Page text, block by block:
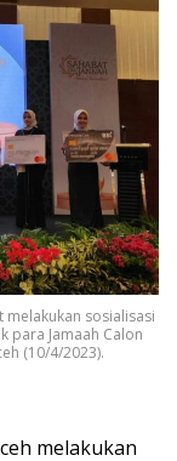
melakukan sosialisasi
para Jamaah Calon
(10/4/2023).
melakukan